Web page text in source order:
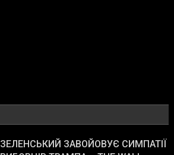
ЗЕЛЕНСЬКИЙ ЗАВОЙОВУЄ СИМПАТІЇ